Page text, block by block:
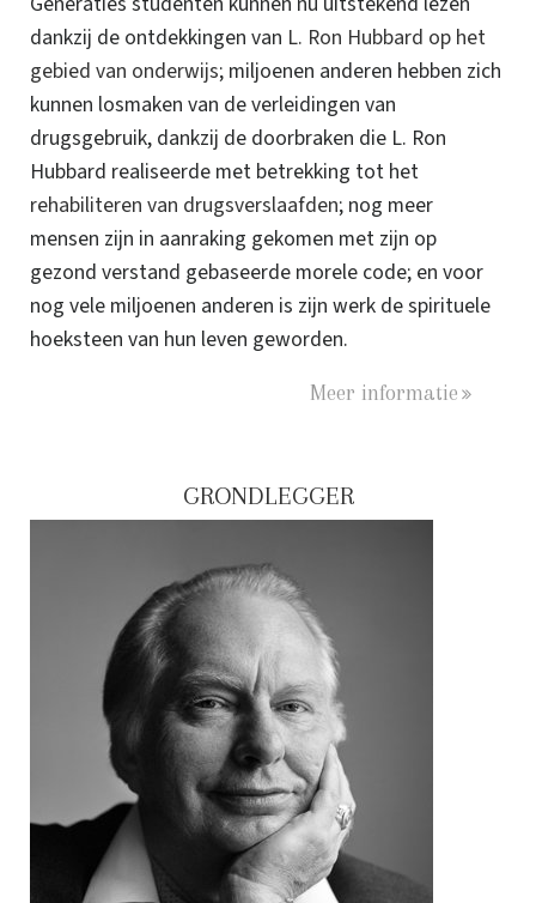
dankzij de ontdekkingen van L. Ron Hubbard op het
gebied van onderwijs; miljoenen anderen hebben zich
kunnen losmaken van de verleidingen van
drugsgebruik, dankzij de doorbraken die L. Ron
Hubbard realiseerde met betrekking tot het
rehabiliteren van drugsverslaafden; nog meer
mensen zijn in aanraking gekomen met zijn op
gezond verstand gebaseerde morele code; en voor
nog vele miljoenen anderen is zijn werk de spirituele
hoeksteen van hun leven geworden.
Meer informatie
GRONDLEGGER